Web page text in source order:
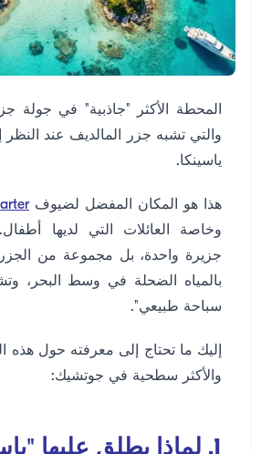
والتي تشبه جزر المالديف عند النظر
ياسينكا.
هذا هو المكان المفضل لضيوف
وخاصة العائلات التي لديها
جزيرة واحدة، بل مجموعة من الجزر
بالمياه الضحلة في وسط البحر،
سباحة طبيعي".
إليك ما تحتاج إلى معرفته حول هذه
والأكثر سطحية في جوتشيك:
1. لماذا يطلق عليها